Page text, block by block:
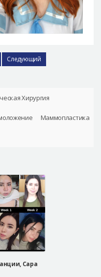
Следующий
Хирургия
Маммопластика
Сара